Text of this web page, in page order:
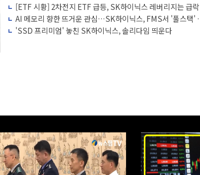
[ETF 시황] 2차전지 ETF 급등, SK하이닉스 레버리지는 급락
AI 메모리 향한 뜨거운 관심…SK하이닉스, FMS서 '풀스택'
술력 과시
'SSD 프리미엄' 놓친 SK하이닉스, 솔리다임 띄운다